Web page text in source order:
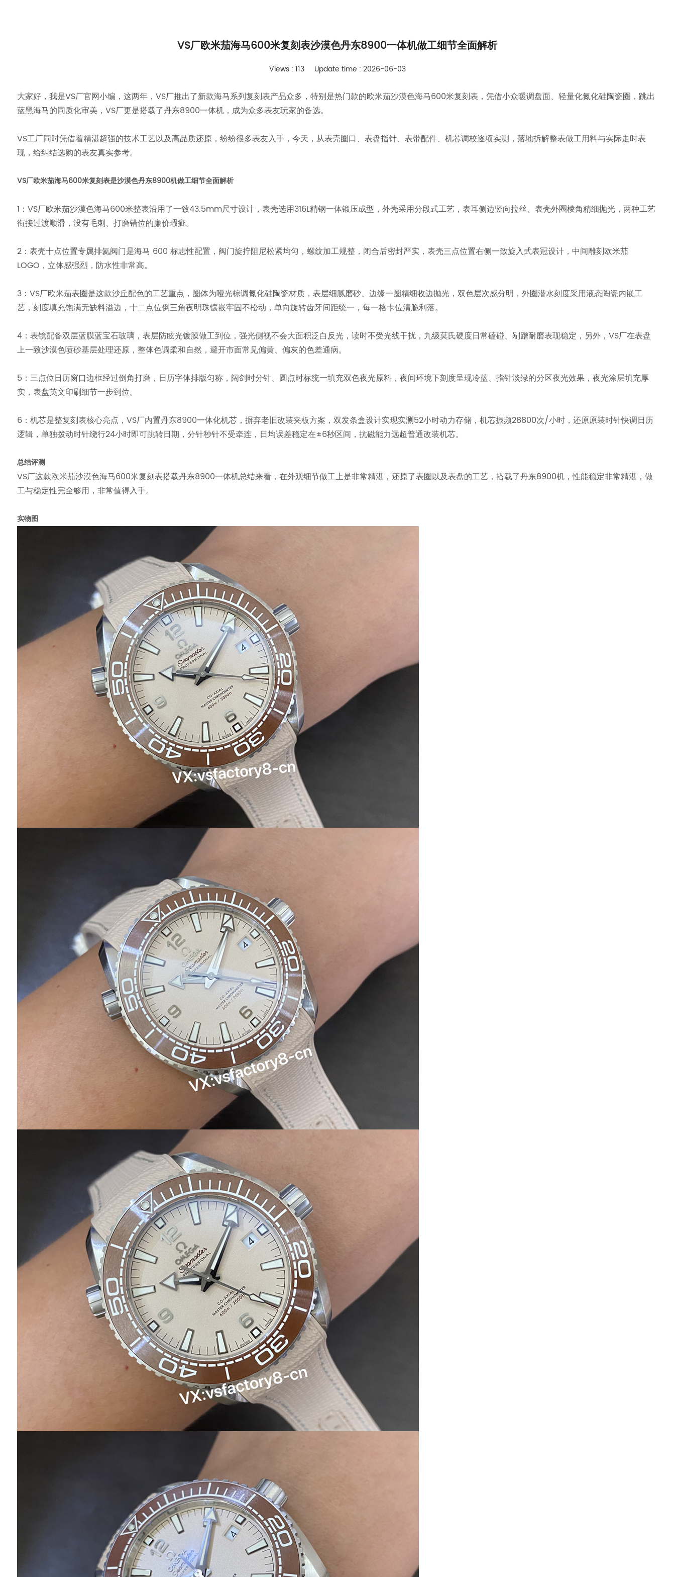
VS厂欧米茄海马600米复刻表沙漠色丹东8900一体机做工细节全面解析
Views : 113 Update time : 2026-06-03
大家好，我是VS厂官网小编，这两年，VS厂推出了新款海马系列复刻表产品众多，特别是热门款的欧米茄沙漠色海马600米复刻表，凭借小众暖调盘面、轻量化氮化硅陶瓷圈，跳出
蓝黑海马的同质化审美，VS厂更是搭载了丹东8900一体机，成为众多表友玩家的备选。
VS工厂同时凭借着精湛超强的技术工艺以及高品质还原，纷纷很多表友入手，今天，从表壳圈口、表盘指针、表带配件、机芯调校逐项实测，落地拆解整表做工用料与实际走时表
现，给纠结选购的表友真实参考。
VS厂欧米茄海马600米复刻表是沙漠色丹东8900机做工细节全面解析
1：VS厂欧米茄沙漠色海马600米整表沿用了一致43.5mm尺寸设计，表壳选用316L精钢一体锻压成型，外壳采用分段式工艺，表耳侧边竖向拉丝、表壳外圈棱角精细抛光，两种工艺
衔接过渡顺滑，没有毛刺、打磨错位的廉价瑕疵。
2：表壳十点位置专属排氦阀门是海马 600 标志性配置，阀门旋拧阻尼松紧均匀，螺纹加工规整，闭合后密封严实，表壳三点位置右侧一致旋入式表冠设计，中间雕刻欧米茄
LOGO，立体感强烈，防水性非常高。
3：VS厂欧米茄表圈是这款沙丘配色的工艺重点，圈体为哑光棕调氮化硅陶瓷材质，表层细腻磨砂、边缘一圈精细收边抛光，双色层次感分明，外圈潜水刻度采用液态陶瓷内嵌工
艺，刻度填充饱满无缺料溢边，十二点位倒三角夜明珠镶嵌牢固不松动，单向旋转齿牙间距统一，每一格卡位清脆利落。
4：表镜配备双层蓝膜蓝宝石玻璃，表层防眩光镀膜做工到位，强光侧视不会大面积泛白反光，读时不受光线干扰，九级莫氏硬度日常磕碰、剐蹭耐磨表现稳定，另外，VS厂在表盘
上一致沙漠色喷砂基层处理还原，整体色调柔和自然，避开市面常见偏黄、偏灰的色差通病。
5：三点位日历窗口边框经过倒角打磨，日历字体排版匀称，阔剑时分针、圆点时标统一填充双色夜光原料，夜间环境下刻度呈现冷蓝、指针淡绿的分区夜光效果，夜光涂层填充厚
实，表盘英文印刷细节一步到位。
6：机芯是整复刻表核心亮点，VS厂内置丹东8900一体化机芯，摒弃老旧改装夹板方案，双发条盒设计实现实测52小时动力存储，机芯振频28800次/小时，还原原装时针快调日历
逻辑，单独拨动时针绕行24小时即可跳转日期，分针秒针不受牵连，日均误差稳定在±6秒区间，抗磁能力远超普通改装机芯。
总结评测
VS厂这款欧米茄沙漠色海马600米复刻表搭载丹东8900一体机总结来看，在外观细节做工上是非常精湛，还原了表圈以及表盘的工艺，搭载了丹东8900机，性能稳定非常精湛，做
工与稳定性完全够用，非常值得入手。
实物图